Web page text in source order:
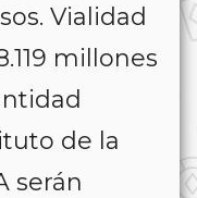
Vialidad
millones
de la
serán